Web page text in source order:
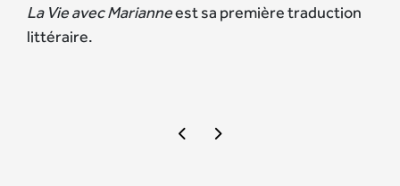
La Vie avec Marianneest sa première traduction
littéraire.